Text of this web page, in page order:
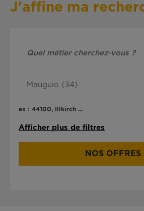
J'affine ma
ex : 44100, Illkirch ...
Afficher plus de filtres
NOS OFFRES